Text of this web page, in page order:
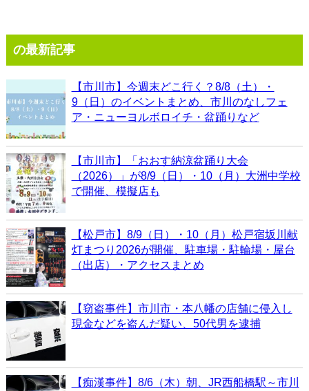
の最新記事
【市川市】今週末どこ行く？8/8（土）・
9（日）のイベントまとめ、市川のなしフェ
ア・ニューヨルボロイチ・盆踊りなど
【市川市】「おおす納涼盆踊り大会
（2026）」が8/9（日）・10（月）大洲中学校
で開催、模擬店も
【松戸市】8/9（日）・10（月）松戸宿坂川献
灯まつり2026が開催、駐車場・駐輪場・屋台
（出店）・アクセスまとめ
【窃盗事件】市川市・本八幡の店舗に侵入し
現金などを盗んだ疑い、50代男を逮捕
【痴漢事件】8/6（木）朝、JR西船橋駅～市川